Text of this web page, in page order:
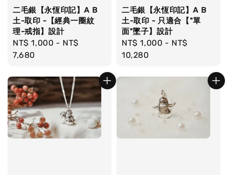
二毛銀【永恆印記】A B
土-取印 -【經典一圈紋
理-戒指】設計
Regular
price
NT$ 1,000 - NT$
7,680
二毛銀【永恆印記】A B
土-取印 - 只適合【"單
面"墜子】設計
Regular
price
NT$ 1,000 - NT$
10,280